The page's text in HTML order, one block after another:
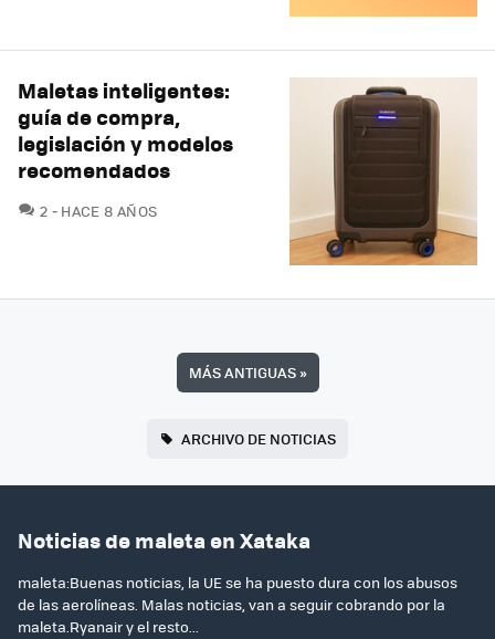
Maletas inteligentes:
guía de compra,
legislación y modelos
recomendados
2 COMENTARIOS
HACE 8 AÑOS
MÁS ANTIGUAS»
ARCHIVO DE NOTICIAS
Noticias de maleta en Xataka
maleta:Buenas noticias, la UE se ha puesto dura con los abusos
de las aerolíneas. Malas noticias, van a seguir cobrando por la
maleta.Ryanair y el resto...